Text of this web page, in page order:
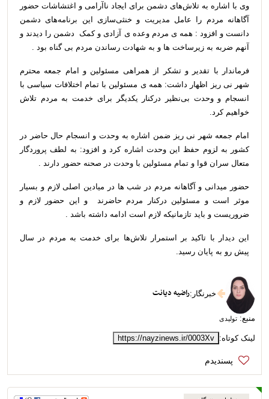
وی با اشاره به تلاش‌های دشمن برای ایجاد ناآرامی و اغتشاشات حضور
آگاهانه مردم را عامل مدیریت و خنثی‌سازی این برنامه‌های دشمن
دانست و افزود : همه ی مردم وعده ی آزادی و کمک دشمن را دیدند و
آنهم ضربه به زیرساخت ها و به شهادت رساندن مردم بی گناه بود .
فرماندار با تقدیر و تشکر از همراهی مسئولین و امام جمعه محترم
شهر نی ریز اظهار داشت: همه ی مسئولین با تمام اختلافات سیاسی با
انسجام و وحدت بی‌نظیر درکنار یکدیگر برای خدمت به مردم تلاش
خواهیم کرد.
امام جمعه شهر نی ریز ضمن اشاره به وحدت و انسجام حال حاضر در
کشور به لزوم حفظ این وحدت اشاره کرد و افزود: به لطف پروردگار
متعال سران قوا و تمام مسئولین با وحدت در صحنه حضور دارند .
حضور میدانی و آگاهانه مردم در شب ها در میادین اصلی لازم و بسیار
موثر است و مسئولین درکنار مردم حاضرند و این حضور لازم و
ضروریست و باید تازمانیکه لازم است ادامه داشته باشد .
این دیدار با تاکید بر استمرار تلاش‌ها برای خدمت به مردم در سال
پیش رو به پایان رسید.
خبرنگار :راضیه دیانت
منبع: تولیدی
لینک کوتاه: https://nayzinews.ir/0003Xv